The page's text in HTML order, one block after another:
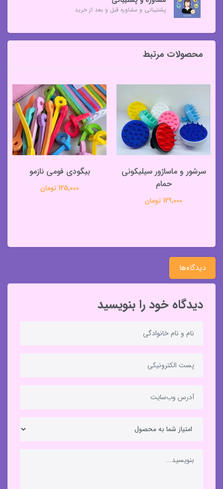
پشتیبانی و مشاوره قبل و بعد از خرید
محصولات مرتبط
سرشور و ماساژور سیلیکونی
حمام
129,000 تومان
بیگودی فومی نازمو
125,000 تومان
دیدگاه‌ها
دیدگاه خود را بنویسید